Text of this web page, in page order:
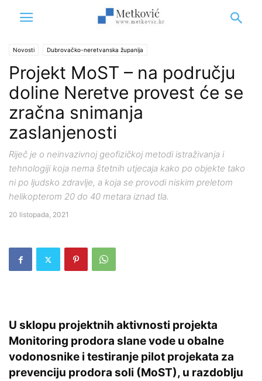
Novosti Dubrovačko-neretvanska županija
Projekt MoST – na području
doline Neretve provest će se
zračna snimanja
zaslanjenosti
Riječ je o neinvazivnoj geofizičkoj metodi istraživanja i
tehnologiji koja nema štetnih utjecaja kako po objekte tako
ni po ljudsko zdravlje, a koja se provodi niskim preletom
helikopterom 20 do 40 metara iznad tla.
20 listopada, 2021
U sklopu projektnih aktivnosti projekta
Monitoring prodora slane vode u obalne
vodonosnike i testiranje pilot projekata za
prevenciju prodora soli (MoST), u razdoblju